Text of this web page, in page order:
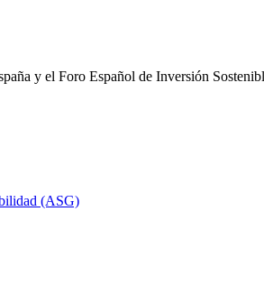
y el Foro Español de Inversión
(ASG)